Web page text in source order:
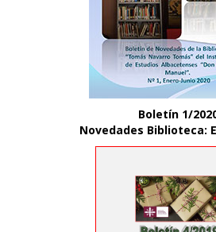
Boletín 1/
Novedades Biblioteca: